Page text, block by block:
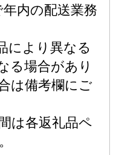
内の配送業務
により異なる
る場合があり
は備考欄にご
は各返礼品ペ